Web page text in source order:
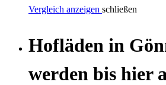
Vergleich anzeigen schließen
Hofläden in
werden bis hier